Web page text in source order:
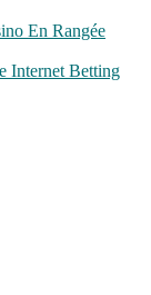
En Rangée
Internet Betting